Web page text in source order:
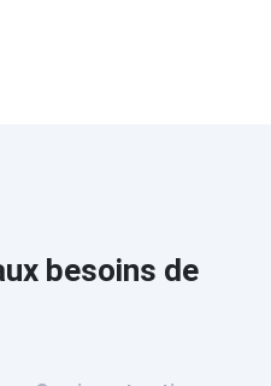
besoins de